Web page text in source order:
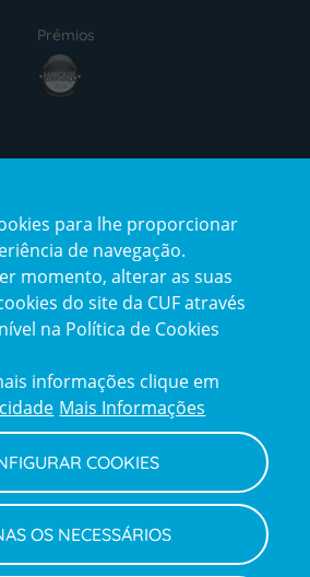
Prémios
award4
certification3
Privacidade e Cookies
de Acessibilidade
Informações legais
para lhe proporcionar
de navegação.
momento, alterar as suas
do site da CUF através
na Política de Cookies
informações clique em
Mais Informações
COOKIES
OS NECESSÁRIOS